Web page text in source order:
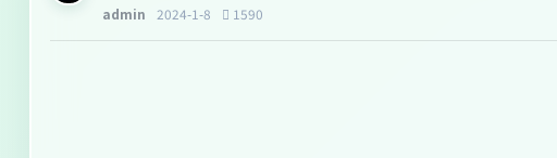
admin 2024-1-8 1590